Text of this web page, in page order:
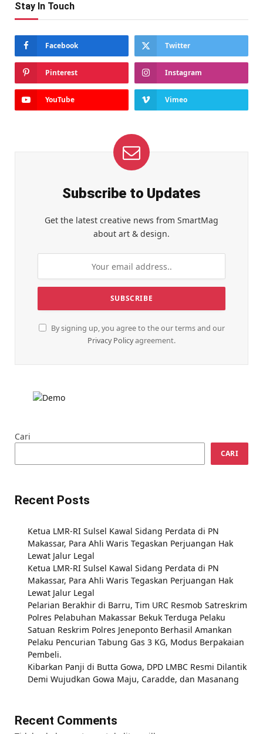
Stay In Touch
Facebook Twitter
Pinterest Instagram
YouTube Vimeo
Subscribe to Updates
Get the latest creative news from SmartMag
about art & design.
By signing up, you agree to the our terms and our
Privacy Policyagreement.
Cari
CARI
Recent Posts
Ketua LMR-RI Sulsel Kawal Sidang Perdata di PN
Makassar, Para Ahli Waris Tegaskan Perjuangan Hak
Lewat Jalur Legal
Ketua LMR-RI Sulsel Kawal Sidang Perdata di PN
Makassar, Para Ahli Waris Tegaskan Perjuangan Hak
Lewat Jalur Legal
Pelarian Berakhir di Barru, Tim URC Resmob Satreskrim
Polres Pelabuhan Makassar Bekuk Terduga Pelaku
Satuan Reskrim Polres Jeneponto Berhasil Amankan
Pelaku Pencurian Tabung Gas 3 KG, Modus Berpakaian
Pembeli.
Kibarkan Panji di Butta Gowa, DPD LMBC Resmi Dilantik
Demi Wujudkan Gowa Maju, Caradde, dan Masanang
Recent Comments